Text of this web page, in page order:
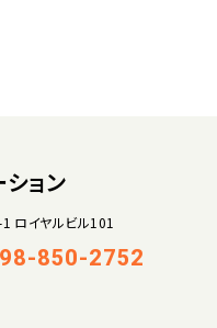
ョン
ロイヤルビル101
850-2752